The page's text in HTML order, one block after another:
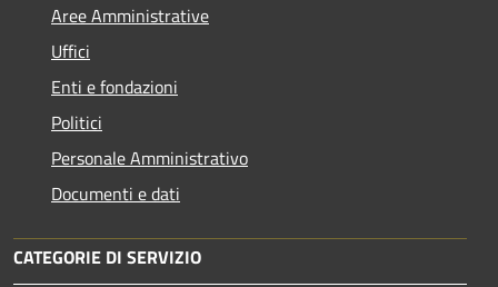
Aree Amministrative
Uffici
Enti e fondazioni
Politici
Personale Amministrativo
Documenti e dati
CATEGORIE DI SERVIZIO